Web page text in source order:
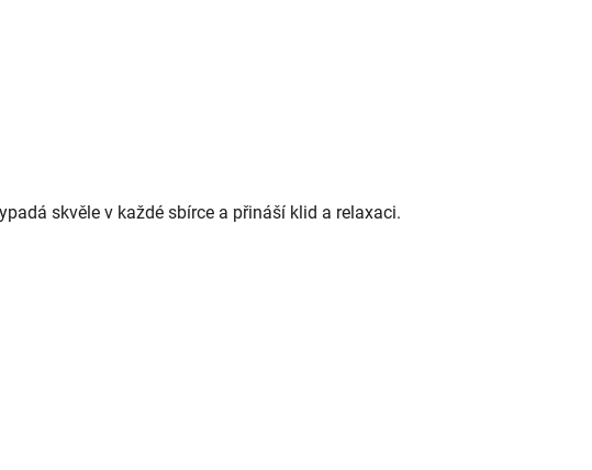
skvěle v každé sbírce a přináší klid a relaxaci.